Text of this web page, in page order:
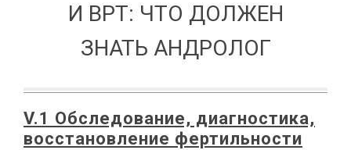
И ВРТ: ЧТО ДОЛЖЕН
ЗНАТЬ АНДРОЛОГ
V.1 Обследование, диагностика,
восстановление фертильности